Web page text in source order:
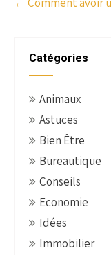
P
Catégories
Animaux
Astuces
Bien Être
Bureautique
Conseils
Economie
Idées
Immobilier